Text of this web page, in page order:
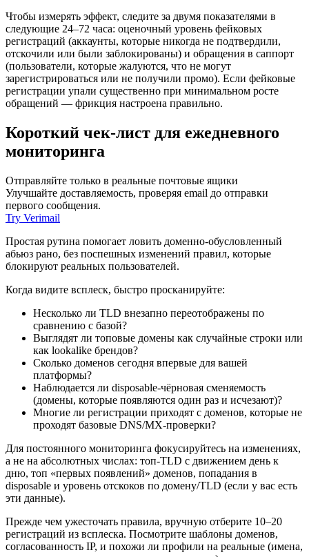
Чтобы измерять эффект, следите за двумя показателями в
следующие 24–72 часа: оценочный уровень фейковых
регистраций (аккаунты, которые никогда не подтвердили,
отскочили или были заблокированы) и обращения в саппорт
(пользователи, которые жалуются, что не могут
зарегистрироваться или не получили промо). Если фейковые
регистрации упали существенно при минимальном росте
обращений — фрикция настроена правильно.
Короткий чек‑лист для ежедневного
мониторинга
Отправляйте только в реальные почтовые ящики
Улучшайте доставляемость, проверяя email до отправки
первого сообщения.
Try Verimail
Простая рутина помогает ловить доменно‑обусловленный
абьюз рано, без поспешных изменений правил, которые
блокируют реальных пользователей.
Когда видите всплеск, быстро просканируйте:
Несколько ли TLD внезапно переотображены по
сравнению с базой?
Выглядят ли топовые домены как случайные строки или
как lookalike брендов?
Сколько доменов сегодня впервые для вашей
платформы?
Наблюдается ли disposable‑чёрновая сменяемость
(домены, которые появляются один раз и исчезают)?
Многие ли регистрации приходят с доменов, которые не
проходят базовые DNS/MX‑проверки?
Для постоянного мониторинга фокусируйтесь на изменениях,
а не на абсолютных числах: топ‑TLD с движением день к
дню, топ «первых появлений» доменов, попадания в
disposable и уровень отскоков по домену/TLD (если у вас есть
эти данные).
Прежде чем ужесточать правила, вручную отберите 10–20
регистраций из всплеска. Посмотрите шаблоны доменов,
согласованность IP, и похожи ли профили на реальные (имена,